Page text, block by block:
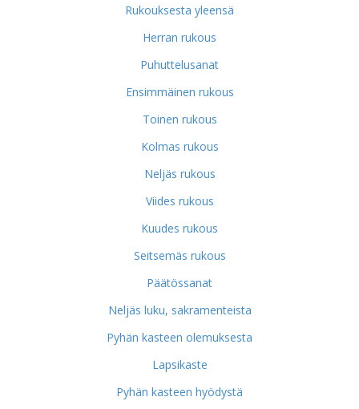
Rukouksesta yleensä
Herran rukous
Puhuttelusanat
Ensimmäinen rukous
Toinen rukous
Kolmas rukous
Neljäs rukous
Viides rukous
Kuudes rukous
Seitsemäs rukous
Päätössanat
Neljäs luku, sakramenteista
Pyhän kasteen olemuksesta
Lapsikaste
Pyhän kasteen hyödystä